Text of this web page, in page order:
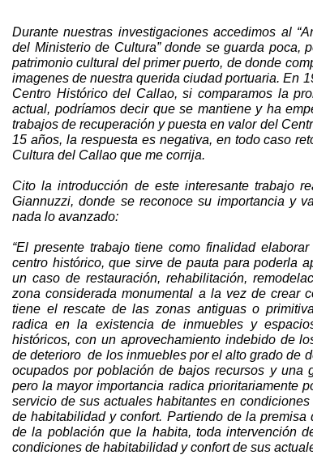
Durante nuestras investigaciones accedimos al
del Ministerio de Cultura” donde se guarda poca,
patrimonio cultural del primer puerto, de donde
imagenes de nuestra querida ciudad portuaria. En
Centro Histórico del Callao, si comparamos la
actual, podríamos decir que se mantiene y ha
trabajos de recuperación y puesta en valor del
15 años, la respuesta es negativa, en todo caso
Cultura del Callao que me corrija.
Cito la introducción de este interesante trabajo
Giannuzzi, donde se reconoce su importancia y
nada lo avanzado:
“El presente trabajo tiene como finalidad
centro histórico, que sirve de pauta para poderla
un caso de restauración, rehabilitación,
zona considerada monumental a la vez de crear
tiene el rescate de las zonas antiguas o
radica en la existencia de inmuebles y
históricos, con un aprovechamiento indebido de
de deterioro de los inmuebles por el alto grado de
ocupados por población de bajos recursos y una
pero la mayor importancia radica prioritariamente
servicio de sus actuales habitantes en
de habitabilidad y confort. Partiendo de la
de la población que la habita, toda intervención
condiciones de habitabilidad y confort de sus